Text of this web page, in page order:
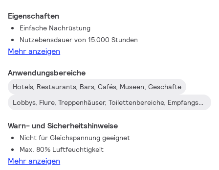
Eigenschaften
Einfache Nachrüstung
Nutzebensdauer von 15.000 Stunden
Mehr anzeigen
Anwendungsbereiche
Hotels, Restaurants, Bars, Cafés, Museen, Geschäfte
Lobbys, Flure, Treppenhäuser, Toilettenbereiche, Empfangsbereiche, Ausstellungsräume, Vitrinenschränke
Warn- und Sicherheitshinweise
Nicht für Gleichspannung geeignet
Max. 80% Luftfeuchtigkeit
Mehr anzeigen